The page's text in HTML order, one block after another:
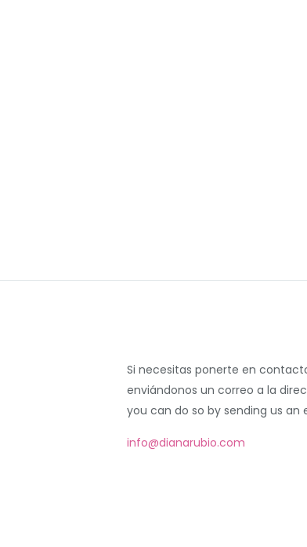
Si necesitas ponerte en
enviándonos un correo a la
you can do so by sending us
info@dianarubio.com